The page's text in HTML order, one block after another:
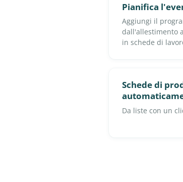
Pianifica
Aggiungi il
dall'allestimento
in schede di
Schede di
Da liste con un